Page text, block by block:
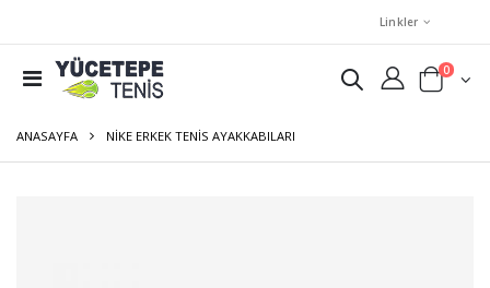
Linkler
0
ANASAYFA NIKE ERKEK TENIS AYAKKABILARI